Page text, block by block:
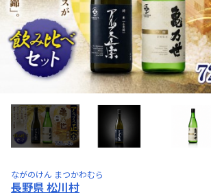
ながのけん まつかわむら
長野県 松川村